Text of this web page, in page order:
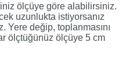
ölçüye göre alabilirsiniz.
uzunlukta istiyorsanız
Yere değip, toplanmasını
ölçtüğünüz ölçüye 5 cm